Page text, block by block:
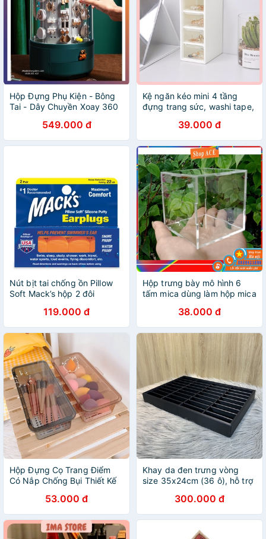
Hộp Đựng Phụ Kiện - Bông
Tai - Dây Chuyền Xoay 360
549.000 đ
Kệ ngăn kéo mini 4 tầng
đựng trang sức, washi tape,
39.000 đ
Nút bịt tai chống ồn Pillow
Soft Mack’s hộp 2 đôi
119.000 đ
Hộp trưng bày mô hình 6
tấm mica dùng làm hộp mica
38.000 đ
Hộp Đựng Cọ Trang Điểm
Có Nắp Chống Bụi Thiết Kế
Nước Tiện Lợi53.000 đ
Khay da đen trưng vòng
size 35x24cm (36 ô), hỗ trợ
300.000 đ